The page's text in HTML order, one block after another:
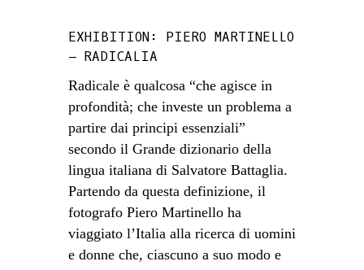
EXHIBITION: PIERO MARTINELLO
– RADICALIA
Radicale è qualcosa “che agisce in
profondità; che investe un problema a
partire dai principi essenziali”
secondo il Grande dizionario della
lingua italiana di Salvatore Battaglia.
Partendo da questa definizione, il
fotografo Piero Martinello ha
viaggiato l’Italia alla ricerca di uomini
e donne che, ciascuno a suo modo e